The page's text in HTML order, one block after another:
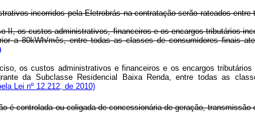
incorridos pela Eletrobrás na contratação serão rateados
II, os custos administrativos, financeiros e os encargos tributários
a 80kWh/mês, entre todas as classes de consumidores finais
os custos administrativos e financeiros e os encargos
da Subclasse Residencial Baixa Renda, entre todas as
Lei nº 12.212, de 2010)
é controlada ou coligada de concessionária de geração,